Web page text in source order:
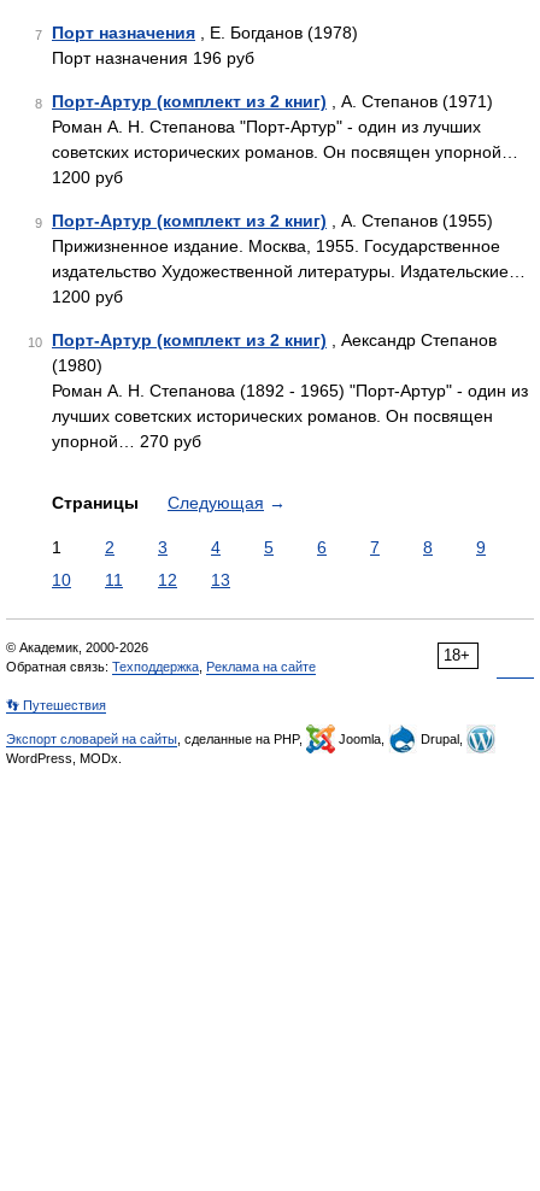
7 Порт назначения , Е. Богданов (1978)
Порт назначения 196 руб
8 Порт-Артур (комплект из 2 книг) , А. Степанов (1971)
Роман А. Н. Степанова "Порт-Артур" - один из лучших
советских исторических романов. Он посвящен упорной…
1200 руб
9 Порт-Артур (комплект из 2 книг) , А. Степанов (1955)
Прижизненное издание. Москва, 1955. Государственное
издательство Художественной литературы. Издательские…
1200 руб
10 Порт-Артур (комплект из 2 книг) , Аександр Степанов
(1980)
Роман А. Н. Степанова (1892 - 1965) "Порт-Артур" - один из
лучших советских исторических романов. Он посвящен
упорной… 270 руб
Страницы Следующая →
1 2 3 4 5 6 7 8
9
10
11 12 13
18+
© Академик, 2000-2026
Обратная связь: Техподдержка Реклама на сайте
👣 Путешествия
Экспорт словарей на сайты , сделанные на PHP, Joomla,
Drupal,
WordPress, MODx.